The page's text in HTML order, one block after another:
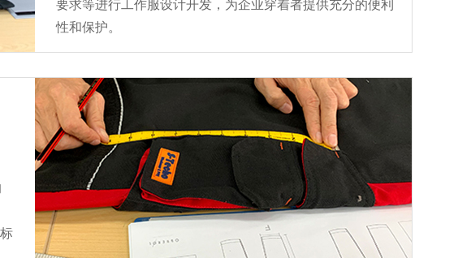
要求等进行工作服设计开发，为企业穿着者提供充分的便利
性和保护。